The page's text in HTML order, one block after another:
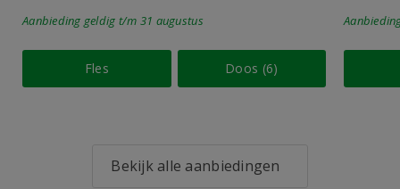
Aanbieding geldig t/m 31 augustus
Fles Doos (6)
Bekijk alle aanbiedingen